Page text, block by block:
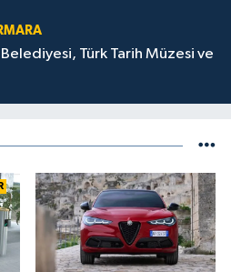
Türk Tarih Müzesi ve